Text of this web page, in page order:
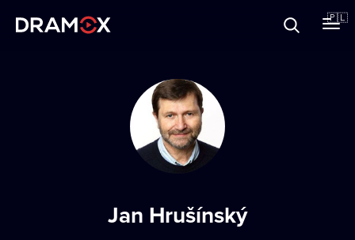
🇵🇱
Jan Hrušínský